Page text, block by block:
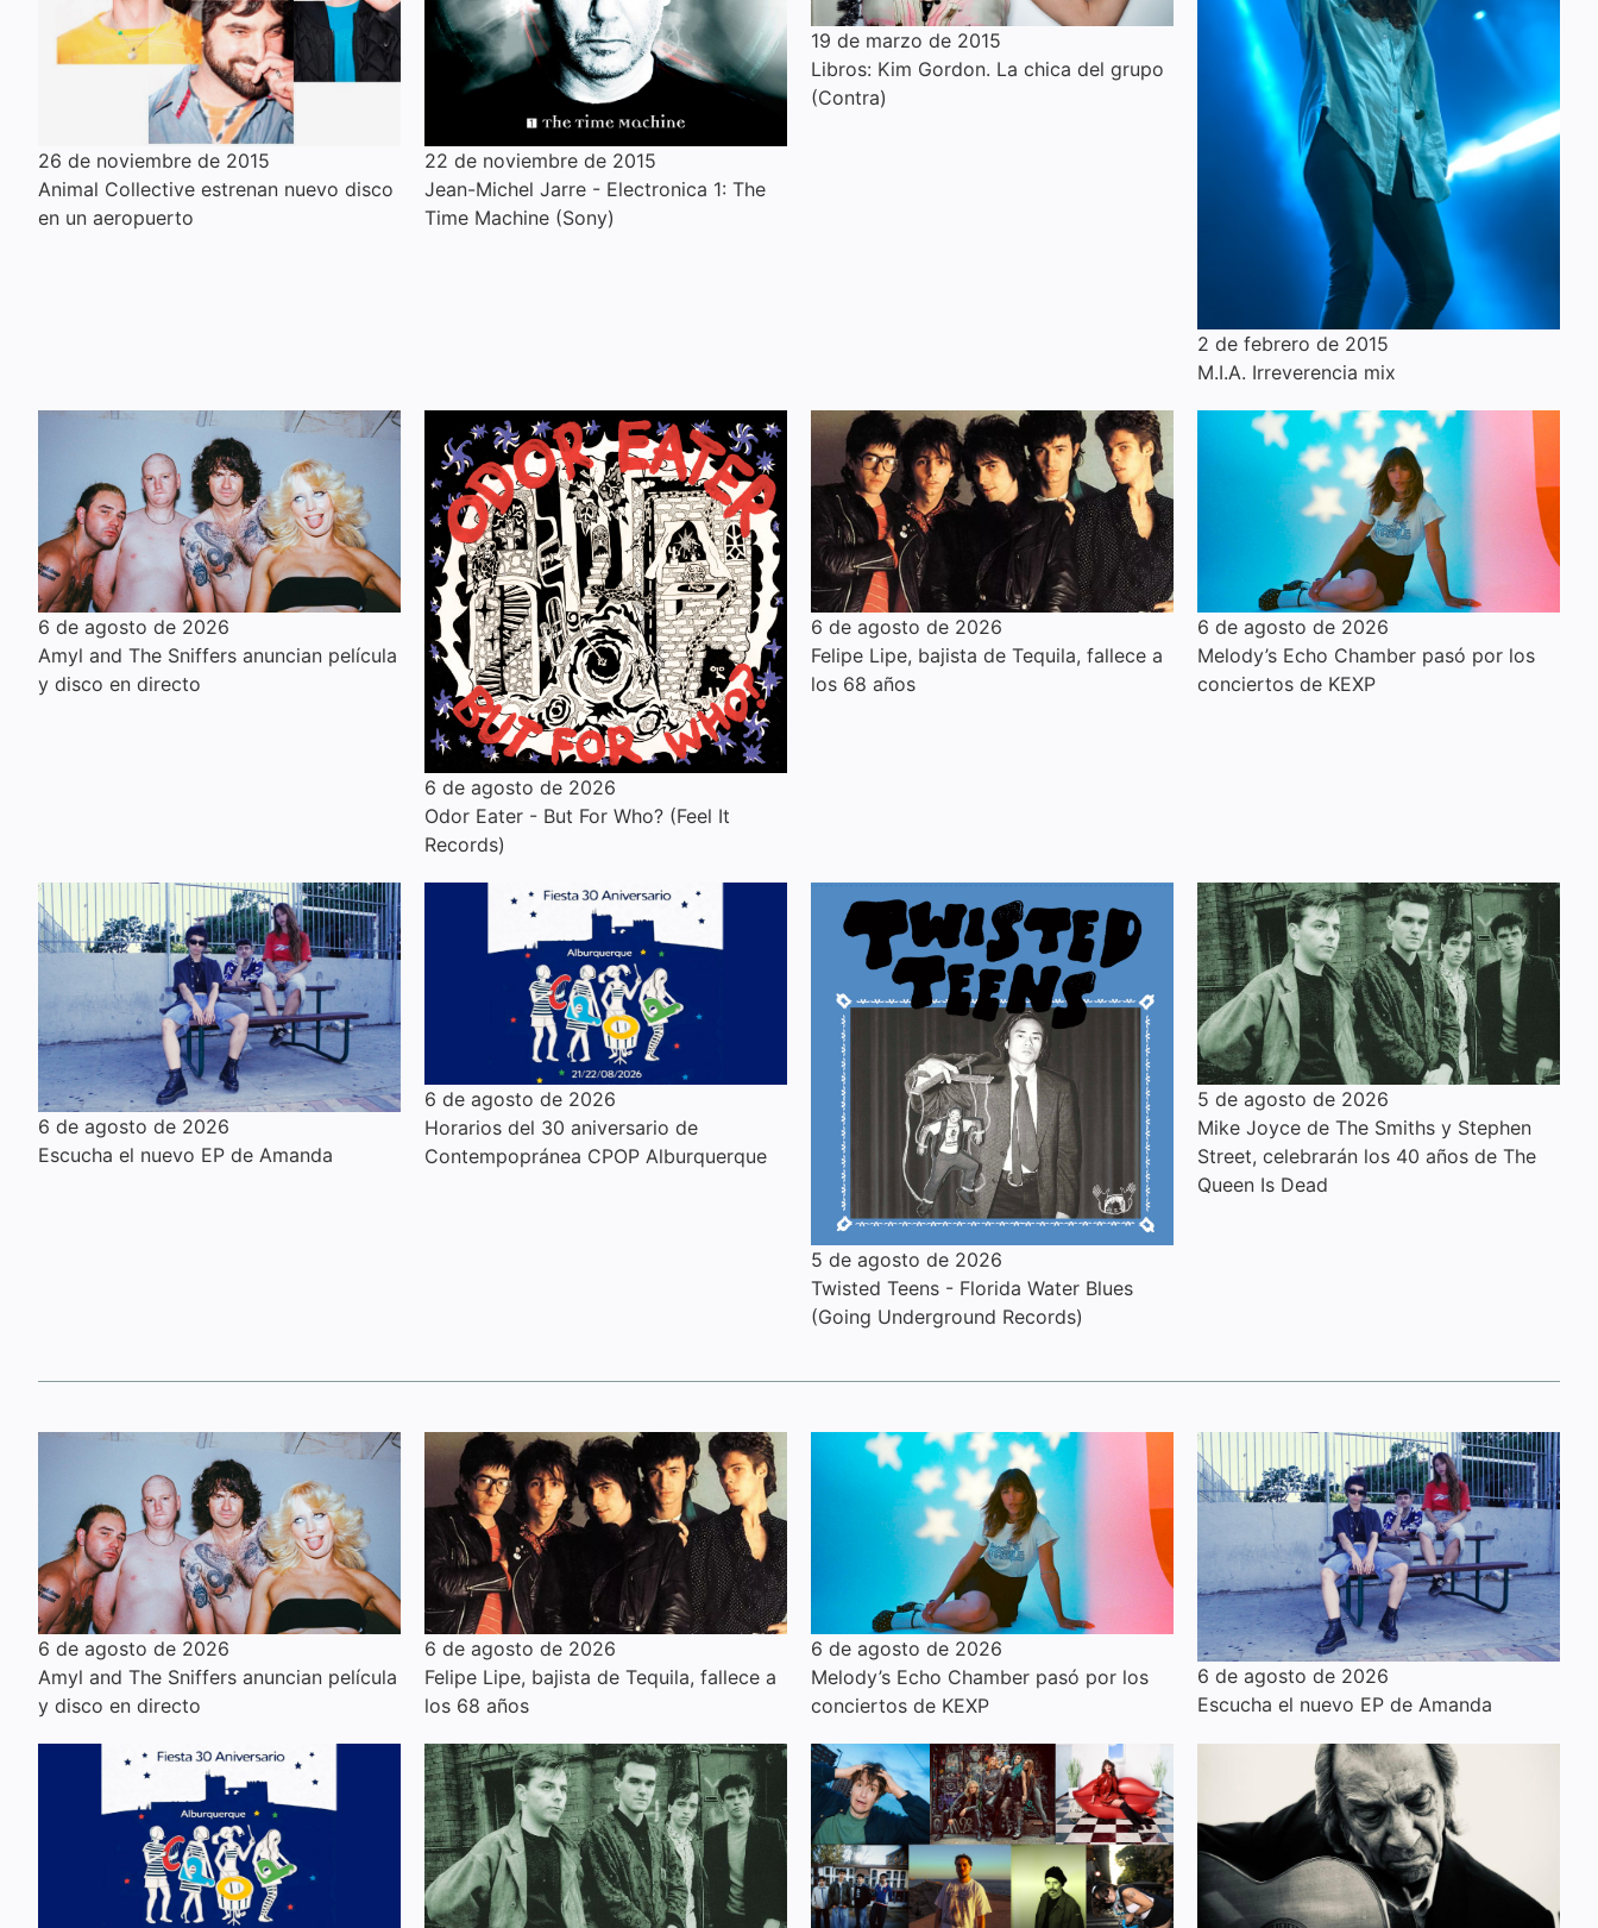
26 de noviembre de 2015
Animal Collective estrenan nuevo disco
en un aeropuerto
22 de noviembre de 2015
Jean-Michel Jarre - Electronica 1: The
Time Machine (Sony)
19 de marzo de 2015
Libros: Kim Gordon. La chica del grupo
(Contra)
2 de febrero de 2015
M.I.A. Irreverencia mix
6 de agosto de 2026
Amyl and The Sniffers anuncian película
y disco en directo
6 de agosto de 2026
Odor Eater - But For Who? (Feel It
Records)
6 de agosto de 2026
Felipe Lipe, bajista de Tequila, fallece a
los 68 años
6 de agosto de 2026
Melody’s Echo Chamber pasó por los
conciertos de KEXP
6 de agosto de 2026
Escucha el nuevo EP de Amanda
6 de agosto de 2026
Horarios del 30 aniversario de
Contempopránea CPOP Alburquerque
5 de agosto de 2026
Twisted Teens - Florida Water Blues
(Going Underground Records)
5 de agosto de 2026
Mike Joyce de The Smiths y Stephen
Street, celebrarán los 40 años de The
Queen Is Dead
6 de agosto de 2026
Amyl and The Sniffers anuncian película
y disco en directo
6 de agosto de 2026
Felipe Lipe, bajista de Tequila, fallece a
los 68 años
6 de agosto de 2026
Melody’s Echo Chamber pasó por los
conciertos de KEXP
6 de agosto de 2026
Escucha el nuevo EP de Amanda